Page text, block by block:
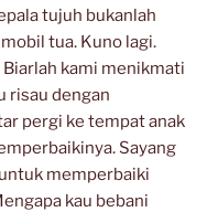
tujuh bukanlah
tua. Kuno lagi.
kami menikmati
risau dengan
pergi ke tempat anak
Sayang
memperbaiki
kau bebani